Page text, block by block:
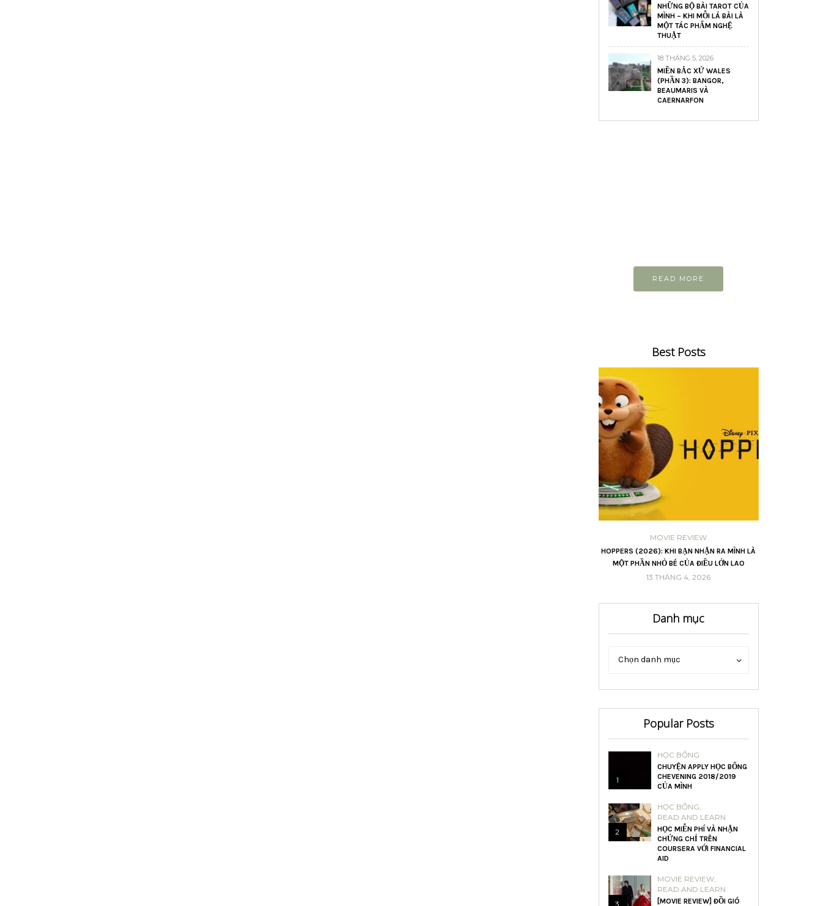
NHỮNG BỘ BÀI TAROT CỦA
MÌNH – KHI MỖI LÁ BÀI LÀ
MỘT TÁC PHẨM NGHỆ
THUẬT
18 THÁNG 5, 2026
MIỀN BẮC XỨ WALES
(PHẦN 3): BANGOR,
BEAUMARIS VÀ
CAERNARFON
READ MORE
Best Posts
MOVIE REVIEW
HOPPERS (2026): KHI BẠN NHẬN RA MÌNH LÀ
MỘT PHẦN NHỎ BÉ CỦA ĐIỀU LỚN LAO
13 THÁNG 4, 2026
Danh mục
Chọn danh mục
Danh
Popular Posts
1
HỌC BỔNG
CHUYỆN APPLY HỌC BỔNG
CHEVENING 2018/2019
CỦA MÌNH
2
HỌC BỔNG,
READ AND LEARN
HỌC MIỄN PHÍ VÀ NHẬN
CHỨNG CHỈ TRÊN
COURSERA VỚI FINANCIAL
AID
3
MOVIE REVIEW,
READ AND LEARN
[MOVIE REVIEW] ĐỒI GIÓ